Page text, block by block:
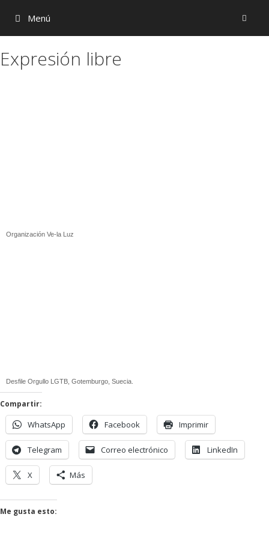
Menú
Expresión libre
Organización Ve-la Luz
Desfile Orgullo LGTB, Gotemburgo, Suecia.
Compartir:
WhatsApp Facebook Imprimir
Telegram Correo electrónico LinkedIn
X Más
Me gusta esto: